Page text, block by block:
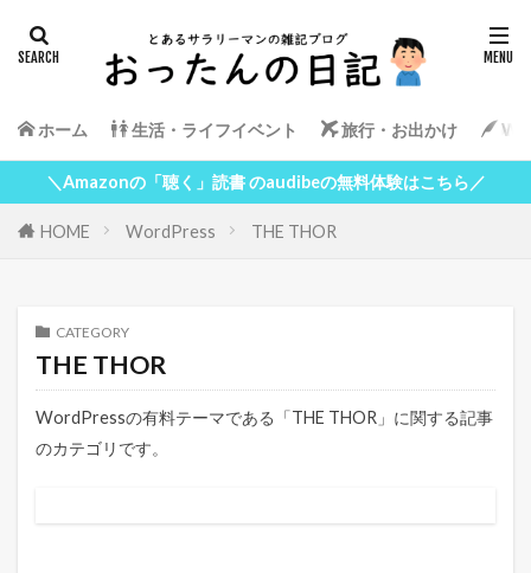
ホーム 生活・ライフイベント 旅行・お出かけ
＼Amazonの「聴く」読書 のaudibeの無料体験はこちら／
HOME WordPress THE THOR
CATEGORY
THE THOR
WordPressの有料テーマである「THE THOR」に関する記事
のカテゴリです。